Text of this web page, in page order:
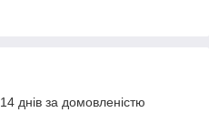
днів за домовленістю